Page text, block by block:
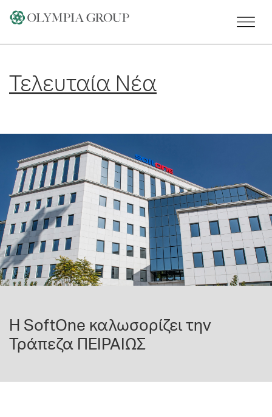
Τελευταία Νέα
Η SoftOne καλωσορίζει την
Τράπεζα ΠΕΙΡΑΙΩΣ